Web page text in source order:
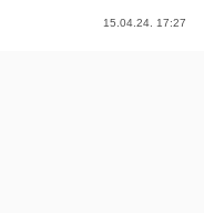
15.04.24. 17:27